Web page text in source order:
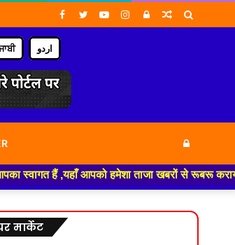
Random
Log
Instagram
YouTube
Twitter
Facebook
اردو
Log
In
,यहाँ आपको हमेशा ताजा खबरों से रूबरू कराया
मार्केट